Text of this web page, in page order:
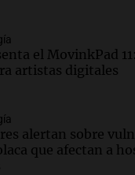
el MovinkPad
artistas digitales
alertan sobre
que afectan a